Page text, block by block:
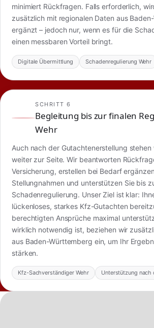
minimiert Rückfragen. Falls erforderlich,
zusätzlich mit regionalen Daten aus
ergänzt – jedoch nur, wenn es für die
einen messbaren Vorteil bringt.
Digitale Übermittlung Schadenregulierung Wehr
SCHRITT 6
Begleitung bis zur finalen
Wehr
Auch nach der Gutachtenerstellung stehen
weiter zur Seite. Wir beantworten
Versicherung, erstellen bei Bedarf
Stellungnahmen und unterstützen Sie bis
Schadenregulierung. Unser Ziel ist klar:
lückenloses, starkes Kfz-Gutachten
berechtigten Ansprüche maximal
wirklich notwendig ist, beziehen wir
aus Baden-Württemberg ein, um Ihr
stärken.
Kfz-Sachverständiger Wehr Unterstützung nach